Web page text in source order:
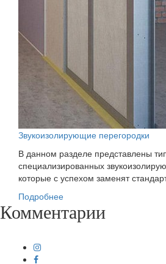
Звукоизолирующие перегородки
В данном разделе представлены
специализированных
которые с успехом заменят
Подробнее
Комментарии